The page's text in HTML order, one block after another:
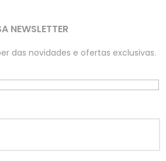
NEWSLETTER
das novidades e ofertas exclusivas.